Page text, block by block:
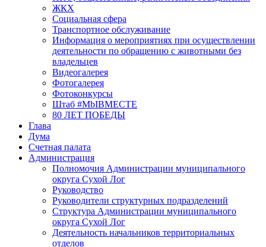
ЖКХ
Социальная сфера
Транспортное обслуживание
Информация о мероприятиях при осуществлении
деятельности по обращению с животными без
владельцев
Видеогалерея
Фотогалерея
Фотоконкурсы
Штаб #MbIBMECTE
80 ЛЕТ ПОБЕДЫ
Глава
Дума
Счетная палата
Администрация
Полномочия Администрации муниципального
округа Сухой Лог
Руководство
Руководители структурных подразделений
Структура Администрации муниципального
округа Сухой Лог
Деятельность начальников территориальных
отделов